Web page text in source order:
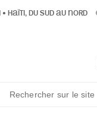
• HAÏTI, DU SUD AU NORD